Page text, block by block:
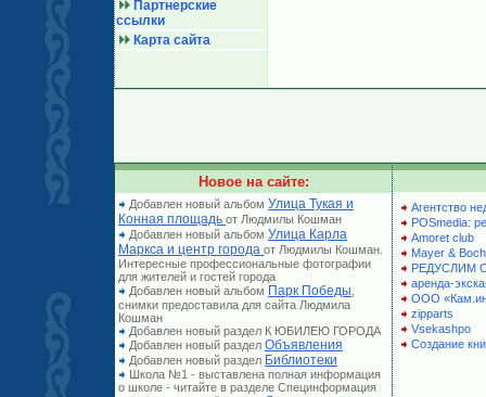
Партнерские
ссылки
Карта сайта
Новое на сайте:
Добавлен новый альбом Улица Тукая и
Конная площадь от Людмилы Кошман
Добавлен новый альбом Улица Карла
Маркса и центр города от Людмилы Кошман.
Интересные профессиональные фотографии
для жителей и гостей города
Добавлен новый альбом Парк Победы
снимки предоставила для сайта Людмила
Кошман
Добавлен новый раздел К ЮБИЛЕЮ ГОРОДА
Добавлен новый раздел Объявления
Добавлен новый раздел Библиотеки
Школа №1 - выставлена полная информация
о школе - читайте в разделе Специнформация
Агентство
POSmedia:
Amoret club
Mayer & Boch
РЕДУСЛИМ
аренда-
ООО
zipparts
Vsekashpo
Создание